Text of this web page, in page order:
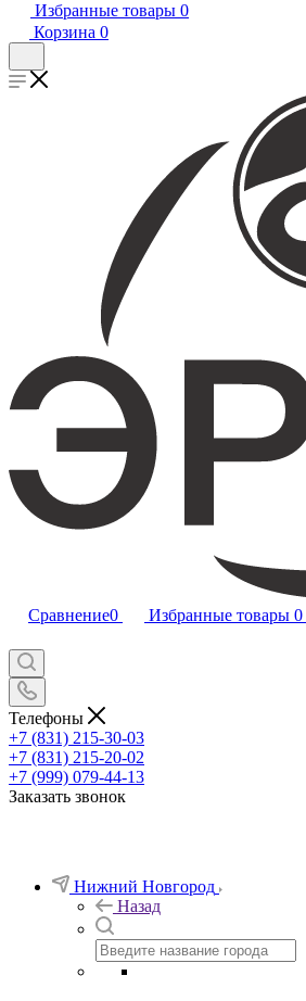
Избранные товары 0
Корзина 0
Сравнение0 Избранные товары 0
Телефоны
+7 (831) 215-30-03
+7 (831) 215-20-02
+7 (999) 079-44-13
Заказать звонок
Нижний Новгород
Назад